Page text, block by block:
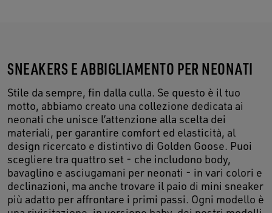
SNEAKERS E ABBIGLIAMENTO PER NEONATI
Stile da sempre, fin dalla culla. Se questo è il tuo
motto, abbiamo creato una collezione dedicata ai
neonati che unisce l’attenzione alla scelta dei
materiali, per garantire comfort ed elasticità, al
design ricercato e distintivo di Golden Goose. Puoi
scegliere tra quattro set - che includono body,
bavaglino e asciugamani per neonati - in vari colori e
declinazioni, ma anche trovare il paio di mini sneaker
più adatto per affrontare i primi passi. Ogni modello è